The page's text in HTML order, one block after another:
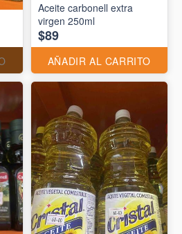
Aceite carbonell extra
virgen 250ml
$89
AÑADIR AL CARRITO